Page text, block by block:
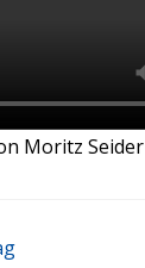
Moritz Seider